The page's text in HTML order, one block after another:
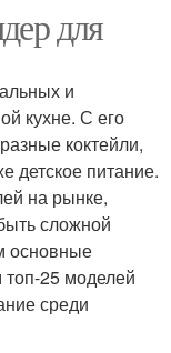
для
и
кухне. С его
коктейли,
детское питание.
на рынке,
сложной
основные
25 моделей
среди